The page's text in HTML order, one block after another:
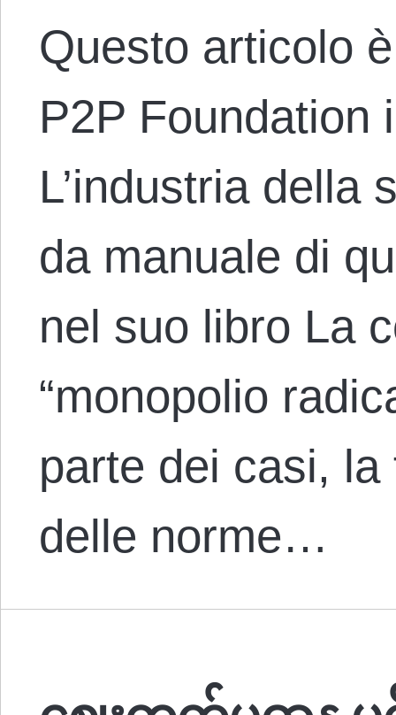
Questo articolo
P2P Foundation
L’industria della
da manuale di
nel suo libro La
“monopolio
parte dei casi,
delle norme…